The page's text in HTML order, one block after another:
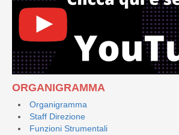
ORGANIGRAMMA
Organigramma
Staff Direzione
Funzioni Strumentali